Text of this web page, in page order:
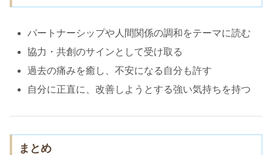
パートナーシップや人間関係の調和をテーマに読む
協力・共創のサインとして受け取る
過去の痛みを癒し、不安になる自分も許す
自分に正直に、改善しようとする強い気持ちを持つ
まとめ